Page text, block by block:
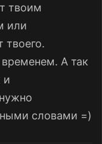
твоим
или
твоего.
временем. А так
и
словами =)